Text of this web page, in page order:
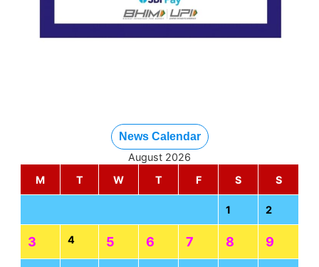
News Calendar
August 2026
M
T W T F S S
1 2
3 4 5 6 7 8 9